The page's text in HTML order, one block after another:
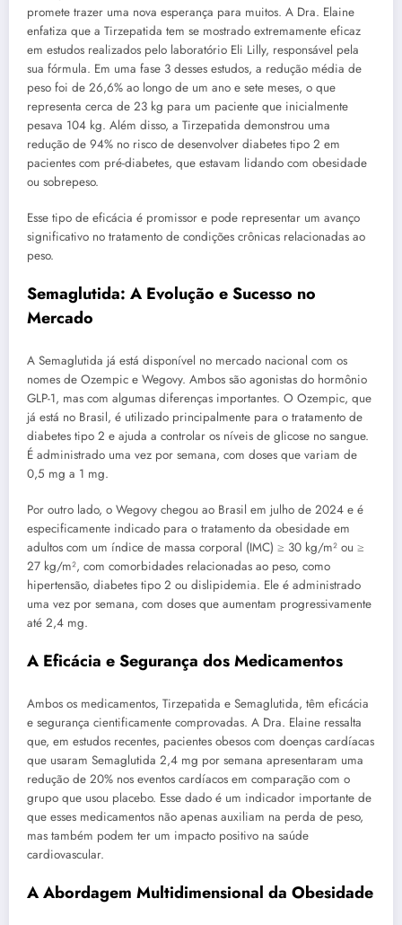
promete trazer uma nova esperança para muitos. A Dra. Elaine
enfatiza que a Tirzepatida tem se mostrado extremamente eficaz
em estudos realizados pelo laboratório Eli Lilly, responsável pela
sua fórmula. Em uma fase 3 desses estudos, a redução média de
peso foi de 26,6% ao longo de um ano e sete meses, o que
representa cerca de 23 kg para um paciente que inicialmente
pesava 104 kg. Além disso, a Tirzepatida demonstrou uma
redução de 94% no risco de desenvolver diabetes tipo 2 em
pacientes com pré-diabetes, que estavam lidando com obesidade
ou sobrepeso.
Esse tipo de eficácia é promissor e pode representar um avanço
significativo no tratamento de condições crônicas relacionadas ao
peso.
Semaglutida: A Evolução e Sucesso no
Mercado
A Semaglutida já está disponível no mercado nacional com os
nomes de Ozempic e Wegovy. Ambos são agonistas do hormônio
GLP-1, mas com algumas diferenças importantes. O Ozempic, que
já está no Brasil, é utilizado principalmente para o tratamento de
diabetes tipo 2 e ajuda a controlar os níveis de glicose no sangue.
É administrado uma vez por semana, com doses que variam de
0,5 mg a 1 mg.
Por outro lado, o Wegovy chegou ao Brasil em julho de 2024 e é
especificamente indicado para o tratamento da obesidade em
adultos com um índice de massa corporal (IMC) ≥ 30 kg/m² ou ≥
27 kg/m², com comorbidades relacionadas ao peso, como
hipertensão, diabetes tipo 2 ou dislipidemia. Ele é administrado
uma vez por semana, com doses que aumentam progressivamente
até 2,4 mg.
A Eficácia e Segurança dos Medicamentos
Ambos os medicamentos, Tirzepatida e Semaglutida, têm eficácia
e segurança cientificamente comprovadas. A Dra. Elaine ressalta
que, em estudos recentes, pacientes obesos com doenças cardíacas
que usaram Semaglutida 2,4 mg por semana apresentaram uma
redução de 20% nos eventos cardíacos em comparação com o
grupo que usou placebo. Esse dado é um indicador importante de
que esses medicamentos não apenas auxiliam na perda de peso,
mas também podem ter um impacto positivo na saúde
cardiovascular.
A Abordagem Multidimensional da Obesidade